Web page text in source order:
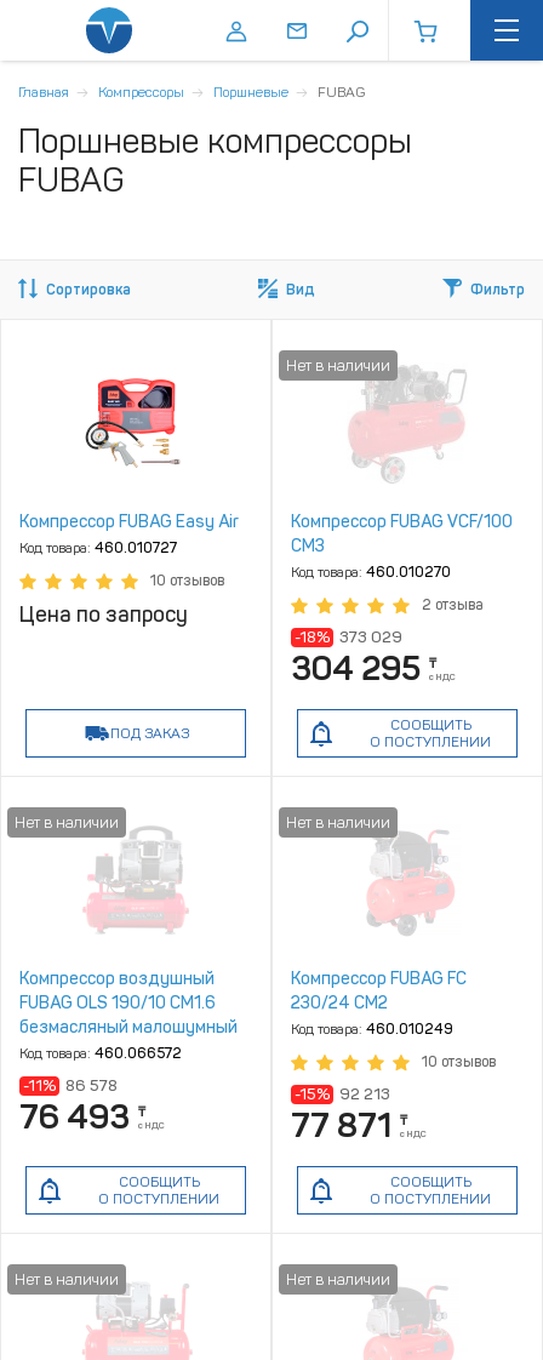
Главная Компрессоры Поршневые FUBAG
Поршневые компрессоры
FUBAG
Сортировка Вид Фильтр
Компрессор FUBAG Easy Air
Код товара: 460.010727
10 отзывов
Цена по запросу
ПОД ЗАКАЗ
Компрессор FUBAG VCF/100
СM3
Код товара: 460.010270
2 отзыва
-18% 373 029
304 295 ₸
с НДС
СООБЩИТЬ
О ПОСТУПЛЕНИИ
Компрессор воздушный
FUBAG OLS 190/10 CM1.6
безмасляный малошумный
Код товара: 460.066572
-11% 86 578
76 493 ₸
с НДС
СООБЩИТЬ
О ПОСТУПЛЕНИИ
Компрессор FUBAG FC
230/24 CM2
Код товара: 460.010249
10 отзывов
-15% 92 213
77 871 ₸
с НДС
СООБЩИТЬ
О ПОСТУПЛЕНИИ